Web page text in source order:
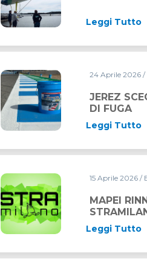
Leggi Tutto
JEREZ SCEGLIE MAPEI PER
24 Aprile 2026 /
JEREZ
DI FUGA
Leggi Tutto
MAPEI RINNOVA IL SUO15 Aprile 2026 /
MAPEI
Leggi Tutto